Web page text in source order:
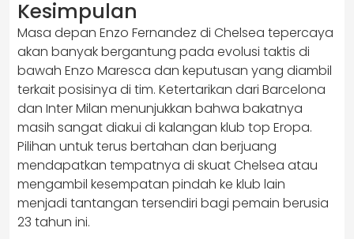
Kesimpulan
Masa depan Enzo Fernandez di Chelsea tepercaya
akan banyak bergantung pada evolusi taktis di
bawah Enzo Maresca dan keputusan yang diambil
terkait posisinya di tim. Ketertarikan dari Barcelona
dan Inter Milan menunjukkan bahwa bakatnya
masih sangat diakui di kalangan klub top Eropa.
Pilihan untuk terus bertahan dan berjuang
mendapatkan tempatnya di skuat Chelsea atau
mengambil kesempatan pindah ke klub lain
menjadi tantangan tersendiri bagi pemain berusia
23 tahun ini.